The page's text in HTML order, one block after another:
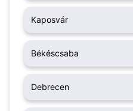
Kaposvár
Békéscsaba
Debrecen